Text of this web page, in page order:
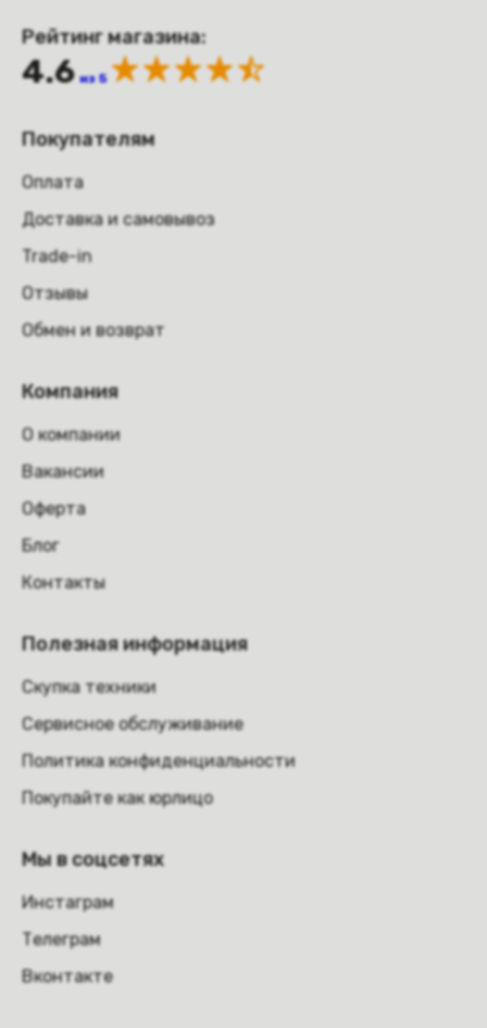
Рейтинг магазина:
4.6 из 5
Покупателям
Оплата
Доставка и самовывоз
Trade-in
Отзывы
Обмен и возврат
Компания
О компании
Вакансии
Оферта
Блог
Контакты
Полезная информация
Скупка техники
Сервисное обслуживание
Политика конфиденциальности
Покупайте как юрлицо
Мы в соцсетях
Инстаграм
Телеграм
Вконтакте